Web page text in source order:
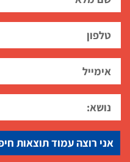
אני רוצה עמוד תוצאות